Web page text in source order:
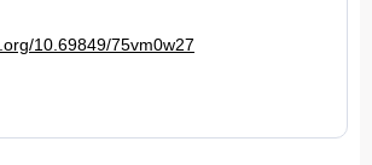
10.69849/75vm0w27